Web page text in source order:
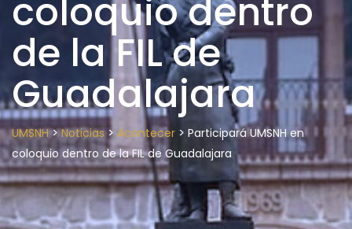
coloquio dentro
de la FIL de
Guadalajara
UMSNH>Noticias> Acontecer > Participará UMSNH en
coloquio dentro de la FIL de Guadalajara